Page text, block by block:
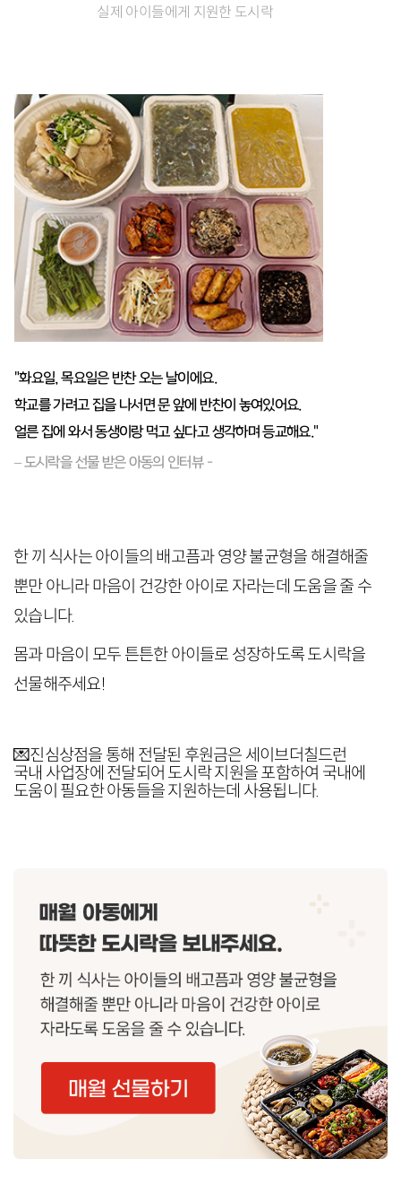
실제 아이들에게 지원한 도시락
"화요일, 목요일은 반찬 오는 날이에요.
학교를 가려고 집을 나서면 문 앞에 반찬이 놓여있어요.
얼른 집에 와서 동생이랑 먹고 싶다고 생각하며 등교해요."
–도시락을 선물 받은 아동의 인터뷰 -
한 끼 식사는 아이들의 배고픔과 영양 불균형을 해결해줄
뿐만 아니라 마음이 건강한 아이로 자라는데 도움을 줄 수
있습니다.
몸과 마음이 모두 튼튼한 아이들로 성장하도록 도시락을
선물해주세요!
💌진심상점을 통해 전달된 후원금은 세이브더칠드런
국내 사업장에 전달되어 도시락 지원을 포함하여 국내에
도움이 필요한 아동들을 지원하는데 사용됩니다.